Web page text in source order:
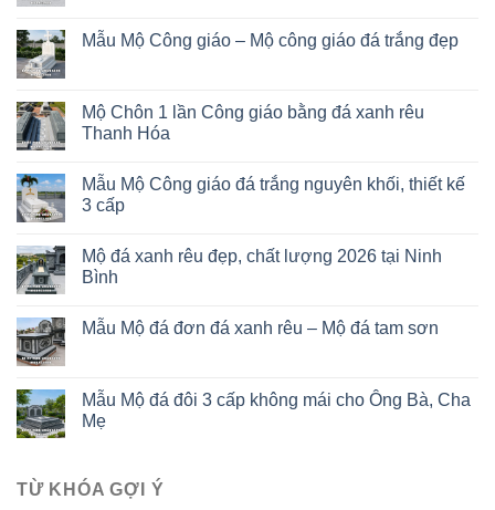
Mẫu Mộ Công giáo – Mộ công giáo đá trắng đẹp
Mộ Chôn 1 lần Công giáo bằng đá xanh rêu
Thanh Hóa
Mẫu Mộ Công giáo đá trắng nguyên khối, thiết kế
3 cấp
Mộ đá xanh rêu đẹp, chất lượng 2026 tại Ninh
Bình
Mẫu Mộ đá đơn đá xanh rêu – Mộ đá tam sơn
Mẫu Mộ đá đôi 3 cấp không mái cho Ông Bà, Cha
Mẹ
TỪ KHÓA GỢI Ý